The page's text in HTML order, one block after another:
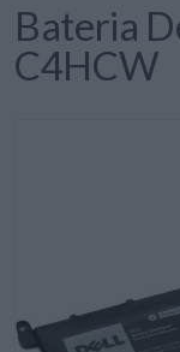
Bateria
C4HCW